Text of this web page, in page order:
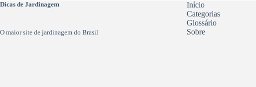
Dicas de Jardinagem
O maior site de jardinagem do Brasil
Início
Categorias
Glossário
Sobre